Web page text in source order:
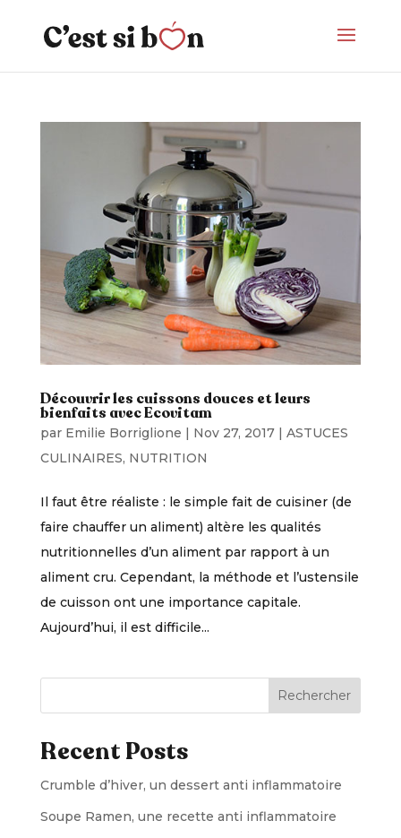
Découvrir les cuissons douces et leurs
bienfaits avec Ecovitam
par Emilie Borriglione | Nov 27, 2017| ASTUCES
CULINAIRES, NUTRITION
Il faut être réaliste : le simple fait de cuisiner (de
faire chauffer un aliment) altère les qualités
nutritionnelles d’un aliment par rapport à un
aliment cru. Cependant, la méthode et l’ustensile
de cuisson ont une importance capitale.
Aujourd’hui, il est difficile...
Rechercher
Recent Posts
Crumble d’hiver, un dessert anti inflammatoire
Soupe Ramen, une recette anti inflammatoire